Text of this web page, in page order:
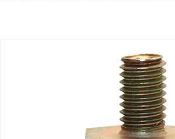
不鏽鋼（gāng）件
鋁件CNC加工
銅件CNC加工（